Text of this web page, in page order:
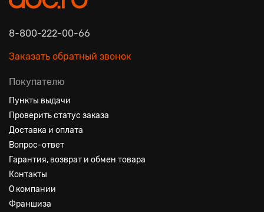
8-800-222-00-66
Заказать обратный звонок
Покупателю
Пункты выдачи
Проверить статус заказа
Доставка и оплата
Вопрос-ответ
Гарантия, возврат и обмен товара
Контакты
О компании
Франшиза